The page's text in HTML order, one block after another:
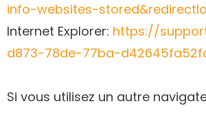
info-websites-
Internet Explorer: https://
d873-78de-77ba-
Si vous utilisez un autre